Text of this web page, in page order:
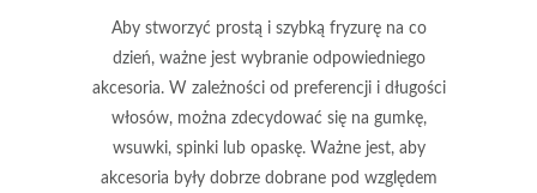
Aby stworzyć prostą i szybką fryzurę na co
dzień, ważne jest wybranie odpowiedniego
akcesoria. W zależności od preferencji i długości
włosów, można zdecydować się na gumkę,
wsuwki, spinki lub opaskę. Ważne jest, aby
akcesoria były dobrze dobrane pod względem